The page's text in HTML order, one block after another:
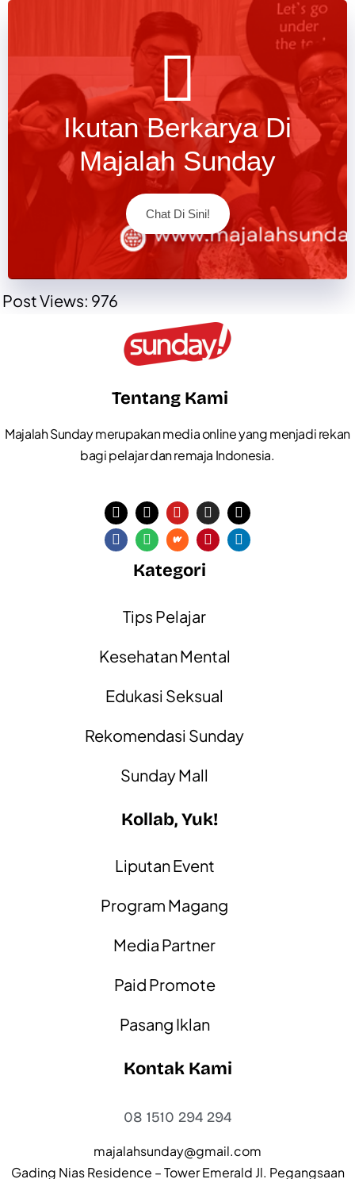
Ikutan Berkarya Di
Majalah Sunday
Chat Di Sini!
Post Views: 976
Tentang Kami
Majalah Sunday merupakan media online yang menjadi rekan
bagi pelajar dan remaja Indonesia.
Kategori
Tips Pelajar
Kesehatan Mental
Edukasi Seksual
Rekomendasi Sunday
Sunday Mall
Kollab, Yuk!
Liputan Event
Program Magang
Media Partner
Paid Promote
Pasang Iklan
Kontak Kami
08 1510 294 294
majalahsunday@gmail.com
Gading Nias Residence – Tower Emerald Jl. Pegangsaan